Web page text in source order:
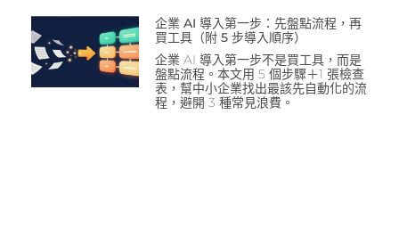
企業 AI 導入第一步：先盤點流程，再
買工具（附 5 步導入順序）
企業 AI 導入第一步不是買工具，而是
盤點流程。本文用 5 個步驟＋1 張檢查
表，幫中小企業找出最該先自動化的流
程，避開 3 種常見浪費。